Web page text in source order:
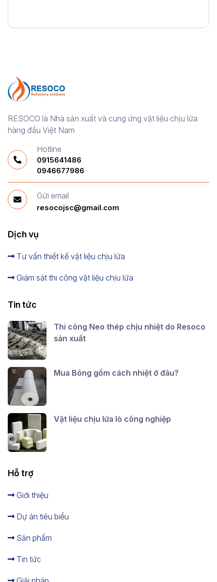
RESOCO là Nhà sản xuất và cung ứng vật liệu chịu lửa
hàng đầu Việt Nam
Hotline
0915641486
0946677986
Gửi email
resocojsc@gmail.com
Dịch vụ
Tư vấn thiết kế vật liệu chịu lửa
Giám sát thi công vật liệu chịu lửa
Tin tức
Thi công Neo thép chịu nhiệt do Resoco
sản xuất
Mua Bông gốm cách nhiệt ở đâu?
Vật liệu chịu lửa lò công nghiệp
Hỗ trợ
Giới thiệu
Dự án tiêu biểu
Sản phẩm
Tin tức